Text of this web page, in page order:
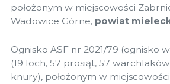
położonym w miejscowości
Wadowice Górne, powiat
Ognisko ASF nr 2021/79 (ognisko
(19 loch, 57 prosiąt, 57
knury), położonym w